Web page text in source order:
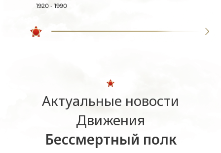
1920 - 1990
Актуальные новости
Движения
Бессмертный полк